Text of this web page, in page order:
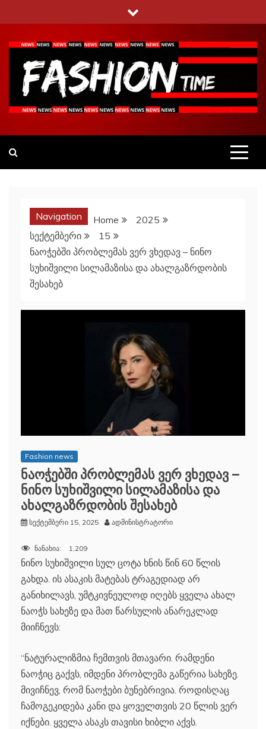
to
content
Navigation Home
2025
სექტემბერი
15
ნაოჭებში პრობლემას ვერ ვხედავ – ნინო
სუხიშვილი სილამაზისა და ახალგაზრდობის
შესახებ
Fashion news
ნაოჭებში პრობლემას ვერ ვხედავ –
ნინო სუხიშვილი სილამაზისა და
ახალგაზრდობის შესახებ
სექტემბერი 15, 2025 ადმინისტრატორი
ნანახია: 1,209
ნინო სუხიშვილი სულ ცოტა ხნის წინ 60 წლის
გახდა. ის ასაკის მატებას ტრაგედიად არ
განიხილავს, უმტკივნეულოდ იღებს ყველა ახალ
ნაოჭს სახეზე და მათ წარსულის ანარეკლად
მიიჩნევს:
“ნატურალიზმია ჩემთვის მთავარი. რამდენი
ნაოჭიც გაქვს, იმდენი პრობლემა გაწერია სახეზე.
მივიჩნევ, რომ ნაოჭები ბუნებრივია. როდისღაც
ჩამოგეკიდება კანი და ყოველთვის 20 წლის ვერ
იქნები. ყველა ასაკს თავისი ხიბლი აქვს.